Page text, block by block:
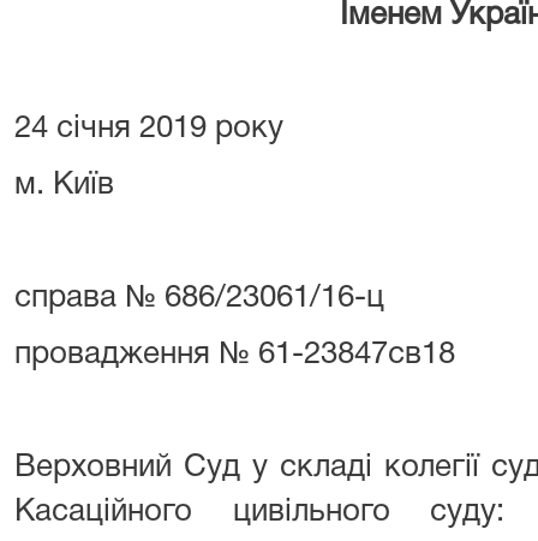
Іменем
24 січня 2019 року
м. Київ
справа № 686/23061/16-ц
провадження № 61-23847св18
Верховний Суд у складі колегії
Касаційного цивільного